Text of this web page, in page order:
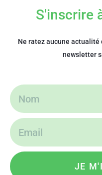
S'inscrire
Ne ratez aucune actualité
newsletter
JE